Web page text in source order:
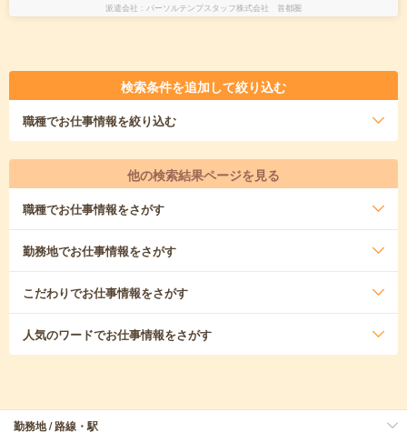
派遣会社 パーソルテンプスタッフ株式会社 首都圏
検索条件を追加して絞り込む
職種でお仕事情報を絞り込む
他の検索結果ページを見る
職種でお仕事情報をさがす
勤務地でお仕事情報をさがす
こだわりでお仕事情報をさがす
人気のワードでお仕事情報をさがす
勤務地 / 路線・駅